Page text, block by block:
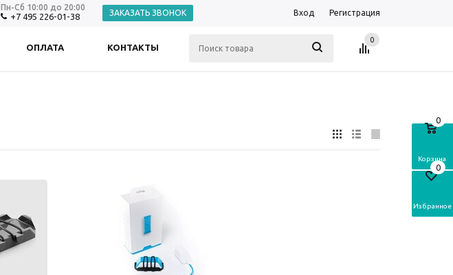
Пн-Сб 10:00 до 20:00
+7 495 226-01-38 ЗАКАЗАТЬ ЗВОНОК Вход Регистрация
ОПЛАТА КОНТАКТЫ
0
0
Корзина
0
Избранное